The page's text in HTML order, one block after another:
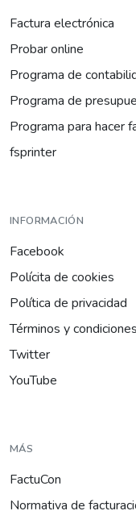
Factura electrónica
Probar online
Programa de
Programa de
Programa para hacer
fsprinter
INFORMACIÓN
Facebook
Polícita de cookies
Política de privacidad
Términos y condiciones
Twitter
YouTube
MÁS
FactuCon
Normativa de